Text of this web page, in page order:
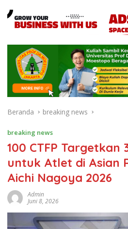
Beranda breaking news
breaking news
100 CTFP Targetkan
untuk Atlet di Asian
Aichi Nagoya 2026
Admin
Juni 8, 2026